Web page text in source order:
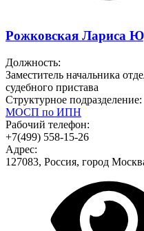
Рожковская Лариса
Должность:
Заместитель начальника
судебного пристава
Структурное подразделение:
МОСП по ИПН
Рабочий телефон:
+7(499) 558-15-26
Адрес:
127083, Россия, город